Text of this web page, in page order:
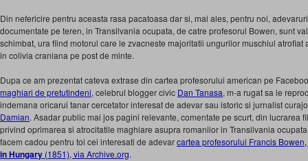
Din nefericire pentru aceasta rasa pacatoasa dar si, mai ales, pentru noi,
documentate pe teren, in Transilvania ocupata, de catre profesorul Bowen, sunt
schimbat, ura fiind motorul care le zvacneste majoritatii ungurilor muschiul
in colivia craniana pe post de minte.
Dupa ce am prezentat cateva extrase din cartea profesorului american pe
maghiari de pretutindeni, celebrul blogger civic Dan Tanasa, m-a rugat sa le
indemana oricarui tanar cercetator interesat de adevar sau istoric si jurnalist
Damian. Asadar public mai jos pagini relevante, comentate pe scurt, din lucrarea
privind oprimarea si atrocitatile maghiare asupra romanilor in Transilvania
facem cadou pentru toi cei interesati de adevarcartea profesorului Francis
in Hungary (1851), via Archive.org.